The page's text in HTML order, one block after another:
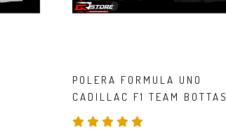
POLERA FORMULA UNO
CADILLAC F1 TEAM BOTTAS